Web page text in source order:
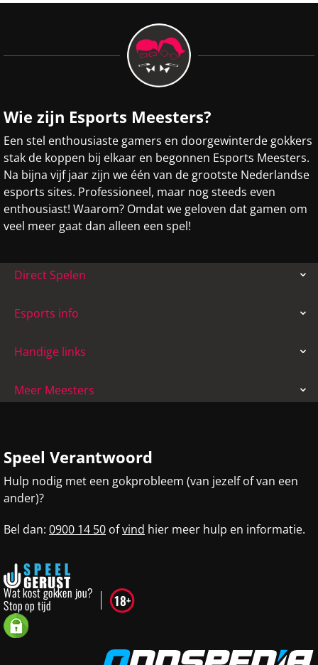
Wie zijn Esports Meesters?
Een stel enthousiaste gamers en doorgewinterde gokkers
stak de koppen bij elkaar en begonnen Esports Meesters.
Na bijna vijf jaar zijn we één van de grootste Nederlandse
esports sites. Professioneel, maar nog steeds even
enthousiast! Waarom? Omdat we geloven dat gamen om
veel meer gaat dan alleen een spel!
Direct Spelen
Esports info
Handige links
Meer Meesters
Speel Verantwoord
Hulp nodig met een gokprobleem (van jezelf of van een
ander)?
Bel dan: 0900 14 50 ofvind hier meer hulp en informatie.